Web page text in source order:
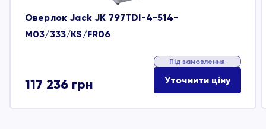
Оверлок Jack JK 797TDI-4-514-
M03/333/KS/FR06
117 236 грн
Під замовлення
Уточнити ціну